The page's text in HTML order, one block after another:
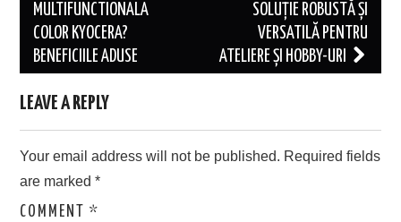
MULTIFUNCTIONALA
COLOR KYOCERA?
BENEFICIILE ADUSE
SOLUȚIE ROBUSTĂ ȘI
VERSATILĂ PENTRU
ATELIERE ȘI HOBBY-URI
LEAVE A REPLY
Your email address will not be published. Required fields
are marked*
COMMENT*